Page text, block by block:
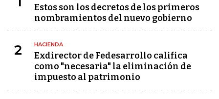
Estos son los decretos de los primeros
nombramientos del nuevo gobierno
2 HACIENDA
Exdirector de Fedesarrollo califica
como "necesaria" la eliminación de
impuesto al patrimonio